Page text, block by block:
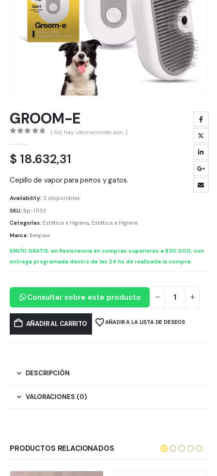
GROOM-E
( No hay valoraciones aún. )
$ 18.632,31
Cepillo de vapor para perros y gatos.
Availability: 2 disponibles
SKU: Bp-11133
Categorías: Estética e Higiene, Estética e Higiene
Marca: Beepaw
ENVÍO GRATIS: en Resistencia en compras superiores a $30.000, con
entrega programada dentro de las 24 hs de realizada la compra.
Consultar sobre este producto
AÑADIR AL CARRITO AÑADIR A LA LISTA DE DESEOS
DESCRIPCIÓN
VALORACIONES (0)
PRODUCTOS RELACIONADOS